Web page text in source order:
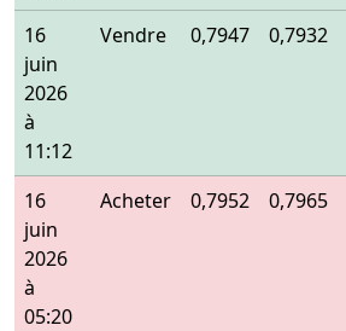
16
juin
2026
à
11:12
Vendre 0,7947 0,7932
16
juin
2026
à
05:20
Acheter 0,7952 0,7965